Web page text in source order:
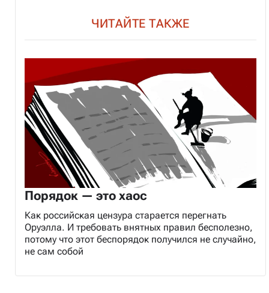
ЧИТАЙТЕ ТАКЖЕ
Порядок — это хаос
Как российская цензура старается перегнать
Оруэлла. И требовать внятных правил бесполезно,
потому что этот беспорядок получился не случайно,
не сам собой